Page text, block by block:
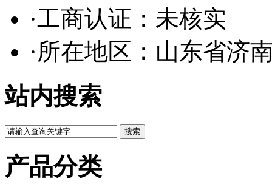
·工商认证： 未核实
·所在地区：山东省济
站内搜索
产品分类